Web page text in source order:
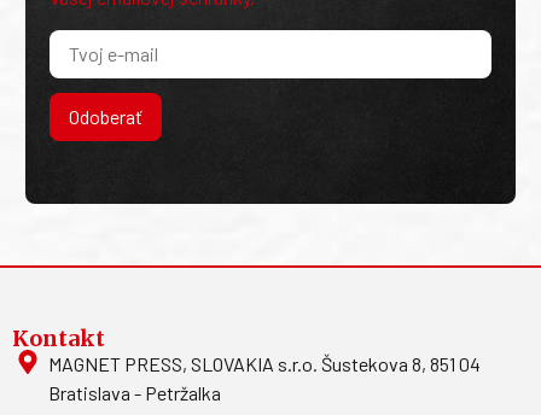
Odoberať
Kontakt
MAGNET PRESS, SLOVAKIA s.r.o. Šustekova 8, 851 04
Bratislava - Petržalka